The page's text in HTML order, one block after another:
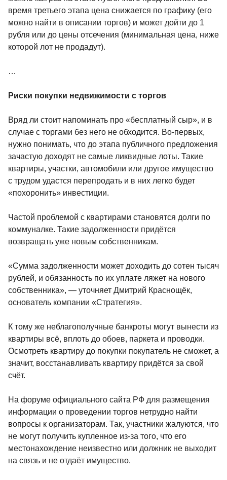
время третьего этапа цена снижается по графику (его
можно найти в описании торгов) и может дойти до 1
рубля или до цены отсечения (минимальная цена, ниже
которой лот не продадут).
…
Риски покупки недвижимости с торгов
Вряд ли стоит напоминать про «бесплатный сыр», и в
случае с торгами без него не обходится. Во-первых,
нужно понимать, что до этапа публичного предложения
зачастую доходят не самые ликвидные лоты. Такие
квартиры, участки, автомобили или другое имущество
с трудом удастся перепродать и в них легко будет
«похоронить» инвестиции.
Частой проблемой с квартирами становятся долги по
коммуналке. Такие задолженности придётся
возвращать уже новым собственникам.
«Сумма задолженности может доходить до сотен тысяч
рублей, и обязанность по их уплате ляжет на нового
собственника», — уточняет Дмитрий Краснощёк,
основатель компании «Стратегия».
К тому же неблагополучные банкроты могут вынести из
квартиры всё, вплоть до обоев, паркета и проводки.
Осмотреть квартиру до покупки покупатель не сможет, а
значит, восстанавливать квартиру придётся за свой
счёт.
На форуме официального сайта РФ для размещения
информации о проведении торгов нетрудно найти
вопросы к организаторам. Так, участники жалуются, что
не могут получить купленное из-за того, что его
местонахождение неизвестно или должник не выходит
на связь и не отдаёт имущество.